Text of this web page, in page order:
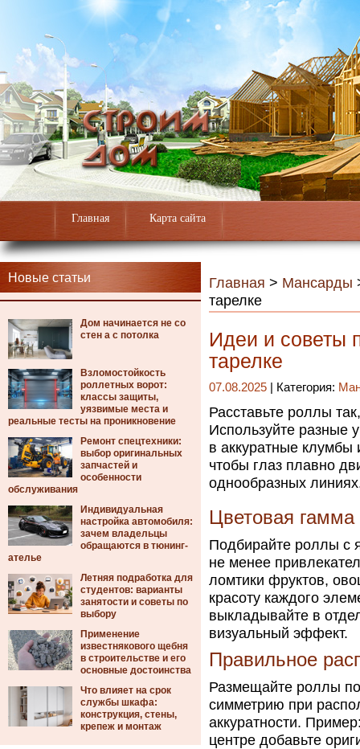
Главная Карта сайта
Новые статьи
Дом начинается не со
стен а с потолка
Взломостойкость
роллетных ворот:
классы защиты,
уязвимые места и
реальные тесты на проникновение
Ремонт спецтехники:
выбор оригинальных
запчастей и
особенности
обслуживания
Индивидуальная
настройка автомобиля:
зачем владельцы
обращаются в тюнинг-
ателье
Летняя подработка для
студентов: варианты
занятости и советы по
выбору
Применение
известнякового щебня
в строительстве и его
основные достоинства
Что влияет на срок
службы шкафа:
конструкция, стены,
крепеж и монтаж
Главная > Мансарды
тарелке
Идеи и советы
тарелке
07.08.2025 | Категория:
Расставьте роллы
Используйте разные
в аккуратные
чтобы глаз плавно
однообразных
Цветовая
Подбирайте роллы с
не менее
ломтики фруктов,
красоту каждого
выкладывайте в
визуальный эффект.
Правильное
Размещайте роллы
симметрию при
аккуратности.
центре добавьте